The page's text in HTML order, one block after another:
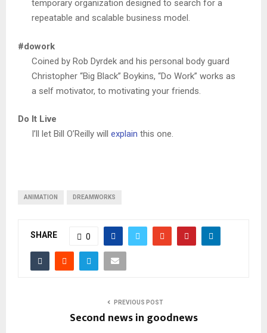
temporary organization designed to search for a
repeatable and scalable business model.
#dowork
Coined by Rob Dyrdek and his personal body guard
Christopher “Big Black” Boykins, “Do Work” works as
a self motivator, to motivating your friends.
Do It Live
I’ll let Bill O’Reilly will explain this one.
ANIMATION DREAMWORKS
SHARE 0
PREVIOUS POST
Second news in goodnews